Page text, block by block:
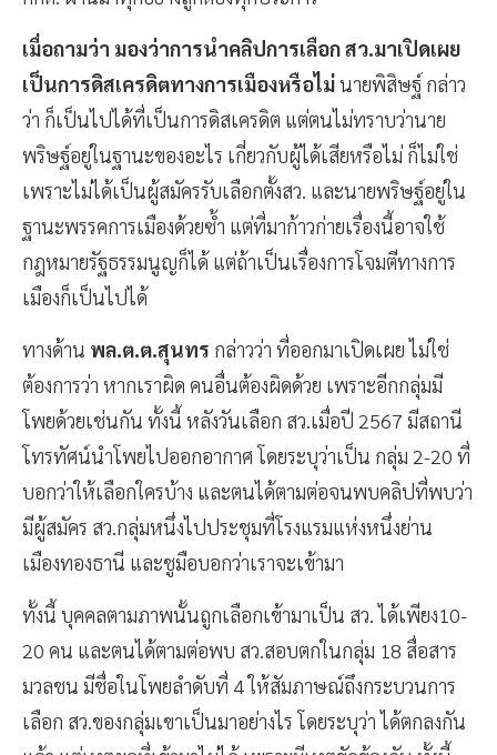
กกต. ผ่านมาทุกอย่างถูกต้องทุกประการ
เมื่อถามว่า มองว่าการนำคลิปการเลือก สว.มาเปิดเผย
เป็นการดิสเครดิตทางการเมืองหรือไม่นายพิสิษฐ์ กล่าว
ว่า ก็เป็นไปได้ที่เป็นการดิสเครดิต แต่ตนไม่ทราบว่านาย
พริษฐ์อยู่ในฐานะของอะไร เกี่ยวกับผู้ได้เสียหรือไม่ ก็ไม่ใช่
เพราะไม่ได้เป็นผู้สมัครรับเลือกตั้งสว. และนายพริษฐ์อยู่ใน
ฐานะพรรคการเมืองด้วยซ้ำ แต่ที่มาก้าวก่ายเรื่องนี้อาจใช้
กฎหมายรัฐธรรมนูญก็ได้ แต่ถ้าเป็นเรื่องการโจมตีทางการ
ทางด้านพล.ต.ต.สุนทรกล่าวว่า ที่ออกมาเปิดเผย ไม่ใช่
ต้องการว่า หากเราผิด คนอื่นต้องผิดด้วย เพราะอีกกลุ่มมี
โพยด้วยเช่นกัน ทั้งนี้ หลังวันเลือก สว.เมื่อปี 2567 มีสถานี
โทรทัศน์นำโพยไปออกอากาศ โดยระบุว่าเป็น กลุ่ม 2-20 ที่
บอกว่าให้เลือกใครบ้าง และตนได้ตามต่อจนพบคลิปที่พบว่า
มีผู้สมัคร สว.กลุ่มหนึ่งไปประชุมที่โรงแรมแห่งหนึ่งย่าน
เมืองทองธานี และชูมือบอกว่าเราจะเข้ามา
ทั้งนี้ บุคคลตามภาพนั้นถูกเลือกเข้ามาเป็น สว. ได้เพียง10-
20 คน และตนได้ตามต่อพบ สว.สอบตกในกลุ่ม 18 สื่อสาร
มวลชน มีชื่อในโพยลำดับที่ 4 ให้สัมภาษณ์ถึงกระบวนการ